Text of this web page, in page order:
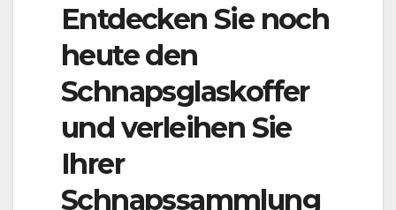
Entdecken Sie noch
heute den
Schnapsglaskoffer
und verleihen Sie
Ihrer
Schnapssammlung